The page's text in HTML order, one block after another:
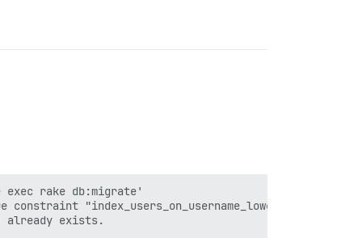
rake db:migrate'
"index_users_on_username_lower"
already exists.